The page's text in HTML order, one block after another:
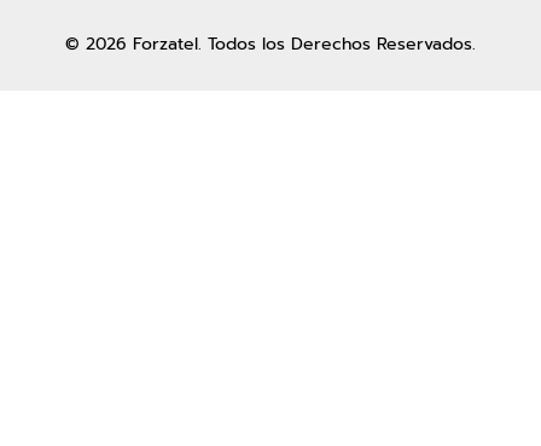
© 2026 Forzatel. Todos los Derechos Reservados.